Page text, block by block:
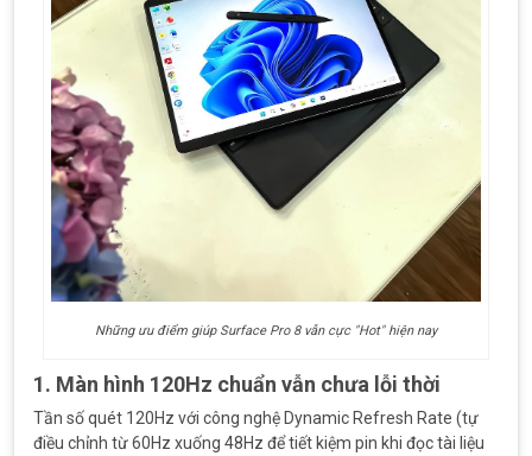
Những ưu điểm giúp Surface Pro 8 vẫn cực "Hot" hiện nay
1. Màn hình 120Hz chuẩn vẫn chưa lỗi thời
Tần số quét 120Hz với công nghệ Dynamic Refresh Rate (tự
điều chỉnh từ 60Hz xuống 48Hz để tiết kiệm pin khi đọc tài liệu